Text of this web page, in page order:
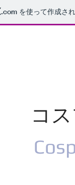
.comを使って作成さ
コ